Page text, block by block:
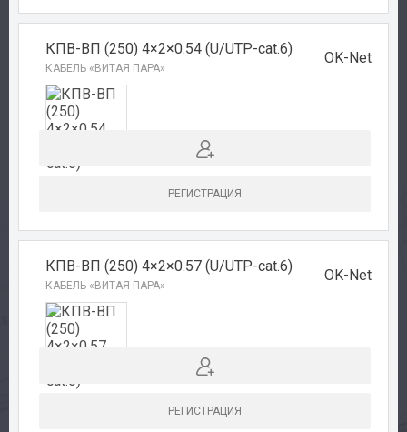
Производители
Сервис
Доставка
Контакты
КПВ-ВП (250) 4×2×0.54 (U/UTP-cat.6)
КАБЕЛЬ «ВИТАЯ ПАРА»
OK-Net
РЕГИСТРАЦИЯ
КПВ-ВП (250) 4×2×0.57 (U/UTP-cat.6)
КАБЕЛЬ «ВИТАЯ ПАРА»
OK-Net
РЕГИСТРАЦИЯ